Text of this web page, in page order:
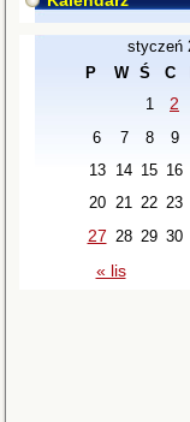
styczeń
P
W Ś C
« lis
1 2
6
7 8 9
13
14 15 16
20 21 22 23
27 28 29 30